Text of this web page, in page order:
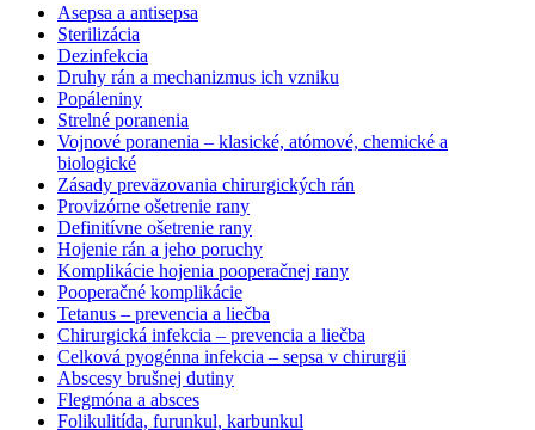
Asepsa a antisepsa
Sterilizácia
Dezinfekcia
Druhy rán a mechanizmus ich vzniku
Popáleniny
Strelné poranenia
Vojnové poranenia – klasické, atómové, chemické a
biologické
Zásady preväzovania chirurgických rán
Provizórne ošetrenie rany
Definitívne ošetrenie rany
Hojenie rán a jeho poruchy
Komplikácie hojenia pooperačnej rany
Pooperačné komplikácie
Tetanus – prevencia a liečba
Chirurgická infekcia – prevencia a liečba
Celková pyogénna infekcia – sepsa v chirurgii
Abscesy brušnej dutiny
Flegmóna a absces
Folikulitída, furunkul, karbunkul